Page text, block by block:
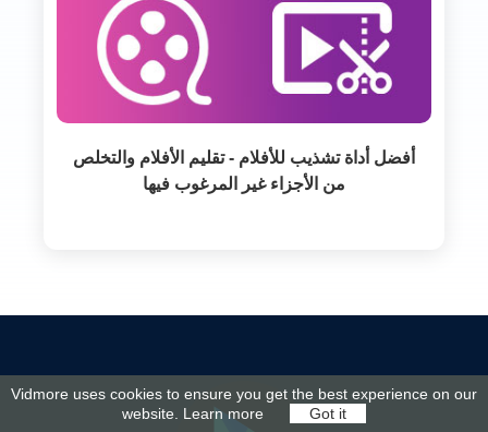
أفضل أداة تشذيب للأفلام - تقليم الأفلام والتخلص
من الأجزاء غير المرغوب فيها
Vidmore uses cookies to ensure you get the best experience on our
website. Learn more Got it